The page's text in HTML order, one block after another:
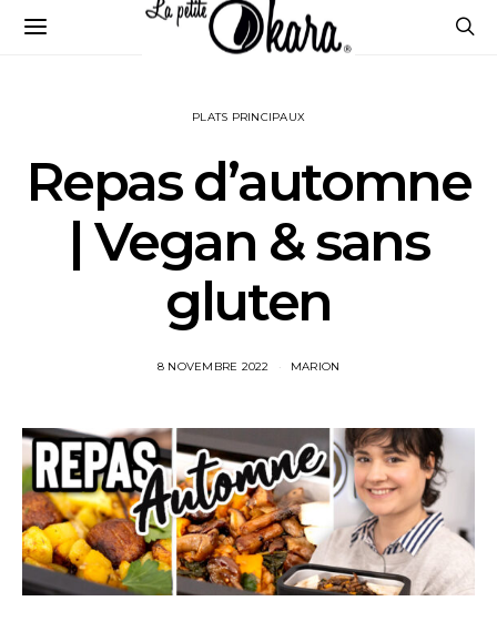
PLATS PRINCIPAUX
Repas d’automne
| Vegan & sans
gluten
8 NOVEMBRE 2022 MARION